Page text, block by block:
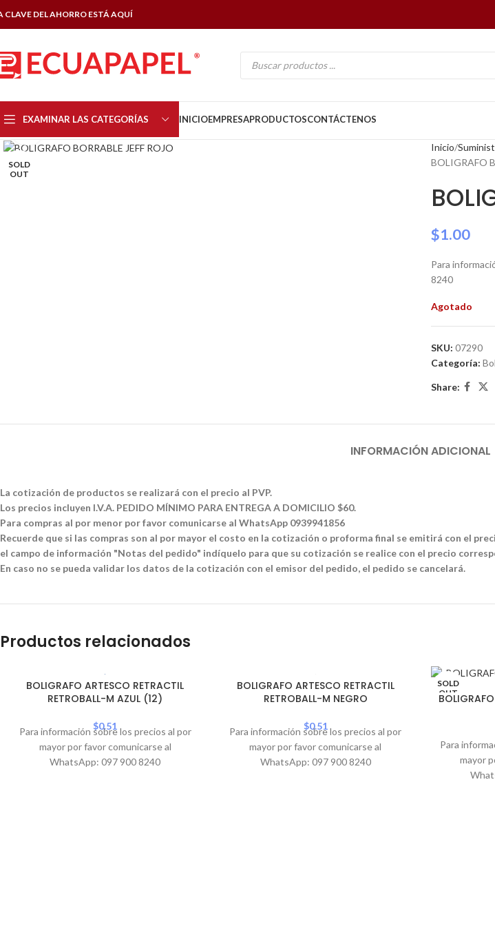
CLAVE DEL AHORRO ESTÁ AQUÍ
EXAMINAR LAS CATEGORÍAS INICIOEMPRESAPRODUCTOSCONTÁCTENOS
SOLD
OUT
Inicio
BOLIGRAFO
$1.00
Para
8240
Agotado
SKU: 07290
Categoría:
Share:
INFORMACIÓN ADICIONAL
La cotización de productos se realizará con el precio al PVP.
Los precios incluyen I.V.A. PEDIDO MÍNIMO PARA ENTREGA A DOMICILIO $60.
Para compras al por menor por favor comunicarse al WhatsApp 0939941856
Recuerde que si las compras son al por mayor el costo en la cotización o proforma final se emitirá con el
el campo de información "Notas del pedido" indíquelo para que su cotización se realice con el precio
En caso no se pueda validar los datos de la cotización con el emisor del pedido, el pedido se cancelará.
Productos relacionados
BOLIGRAFO ARTESCO RETRACTIL
RETROBALL-M AZUL (12)
$0.51
Para información sobre los precios al por
mayor por favor comunicarse al
WhatsApp: 097 900 8240
SOLD
BOLIGRAFO ARTESCO RETRACTIL
RETROBALL-M NEGRO
$0.51
Para información sobre los precios al por
mayor por favor comunicarse al
WhatsApp: 097 900 8240
SOLD
OUT
Para
mayor